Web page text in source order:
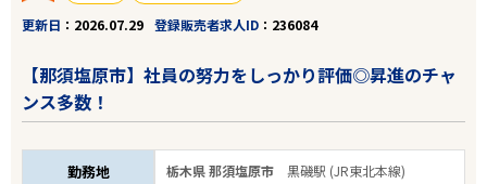
更新日
2026.07.29 登録販売者求人ID 236084
【那須塩原市】社員の努力をしっかり評価◎昇進のチャ
ンス多数！
勤務地 栃木県 那須塩原市黒磯駅 (JR東北本線)